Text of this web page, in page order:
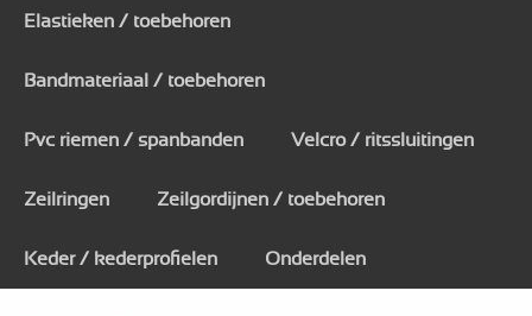
Elastieken / toebehoren
Bandmateriaal / toebehoren
Pvc riemen / spanbanden Velcro / ritssluitingen
Zeilringen Zeilgordijnen / toebehoren
Keder / kederprofielen Onderdelen